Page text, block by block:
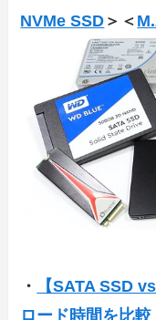
NVMe SSD ＞＜
・
【SATA SSD
ロード時間を比較